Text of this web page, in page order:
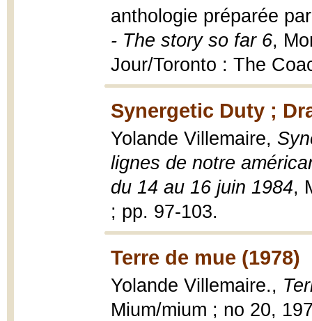
anthologie préparée
- The story so far 6,
Jour/Toronto : The
Synergetic Duty ;
Yolande Villemaire,
lignes de notre
du 14 au 16 juin 1984,
; pp. 97-103.
Terre de mue (1978)
Yolande Villemaire.,
Mium/mium ; no 20,